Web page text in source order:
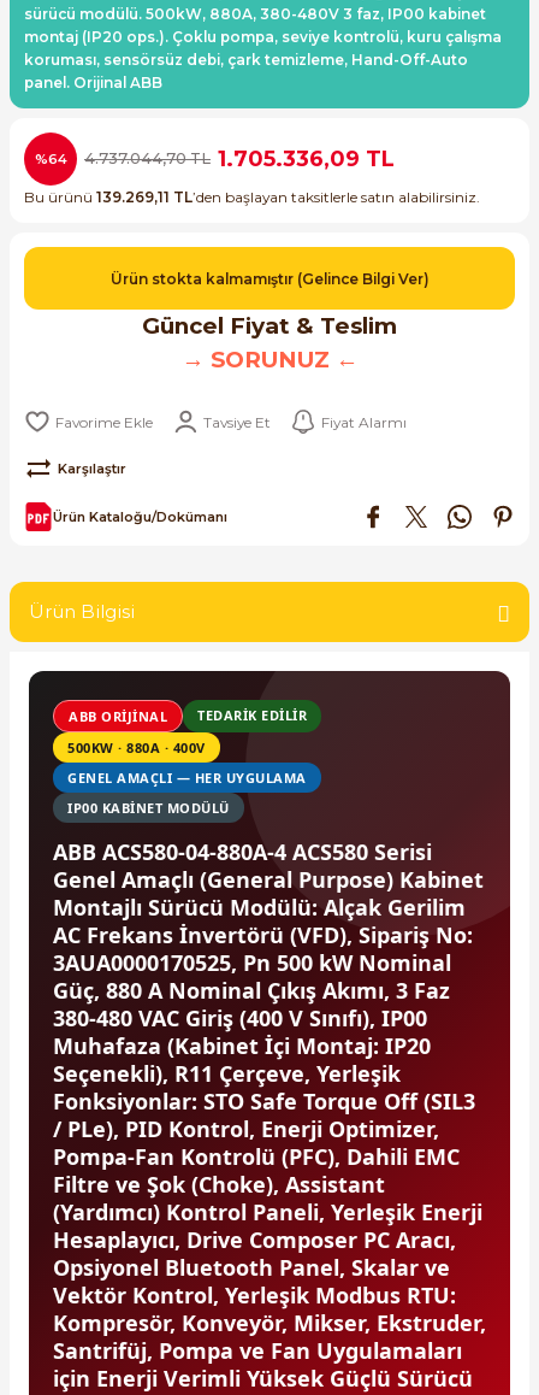
ve Transmitterleri ACS580
Sinamics S120 Modüler Sürücü Sistemi
Sinamics S210 Servo Sürücü Sistemi
Sinamics V20 Hız Kontrol Cihazları
Cihazları
Sayaçları
Taşıma Sistemleri - Spiral , Boru ,
- UPS
Yol Vericiler
Pako Şalterler
SIMATIC Endüstriyel Panel PC'ler
SIMATIC ExProof Panel PC'ler ve Thin
SIMATIC S7-1200
SIMATIC TIA PORTAL HMI Yazılımları
SIMOTION Hareket Kontrol Üniteleri
SIRIUS SAFETY
WinCC Unified Runtime Yazılımları
sürücü modülü. 500kW, 880A, 380-480V 3 faz, IP00 kabinet
montaj (IP20 ops.). Çoklu pompa, seviye kontrolü, kuru çalışma
koruması, sensörsüz debi, çark temizleme, Hand-Off-Auto
panel. Orijinal ABB
%64 4.737.044,70 TL 1.705.336,09 TL
Bu ürünü 139.269,11 TL’den başlayan taksitlerle satın alabilirsiniz.
Ürün stokta kalmamıştır (Gelince Bilgi Ver)
Güncel Fiyat & Teslim
→ SORUNUZ ←
Tavsiye Et Fiyat Alarmı
Karşılaştır
Ürün Kataloğu/Dokümanı
Ürün Bilgisi
ABB ORIJINAL
TEDARIK EDILIR
500KW · 880A · 400V
GENEL AMAÇLI — HER UYGULAMA
IP00 KABINET MODÜLÜ
ABB ACS580-04-880A-4 ACS580 Serisi
Genel Amaçlı (General Purpose) Kabinet
Montajlı Sürücü Modülü: Alçak Gerilim
AC Frekans İnvertörü (VFD), Sipariş No:
3AUA0000170525, Pn 500 kW Nominal
Güç, 880 A Nominal Çıkış Akımı, 3 Faz
380-480 VAC Giriş (400 V Sınıfı), IP00
Muhafaza (Kabinet İçi Montaj: IP20
Seçenekli), R11 Çerçeve, Yerleşik
Fonksiyonlar: STO Safe Torque Off (SIL3
/ PLe), PID Kontrol, Enerji Optimizer,
Pompa-Fan Kontrolü (PFC), Dahili EMC
Filtre ve Şok (Choke), Assistant
(Yardımcı) Kontrol Paneli, Yerleşik Enerji
Hesaplayıcı, Drive Composer PC Aracı,
Opsiyonel Bluetooth Panel, Skalar ve
Vektör Kontrol, Yerleşik Modbus RTU:
Kompresör, Konveyör, Mikser, Ekstruder,
Santrifüj, Pompa ve Fan Uygulamaları
için Enerji Verimli Yüksek Güçlü Sürücü